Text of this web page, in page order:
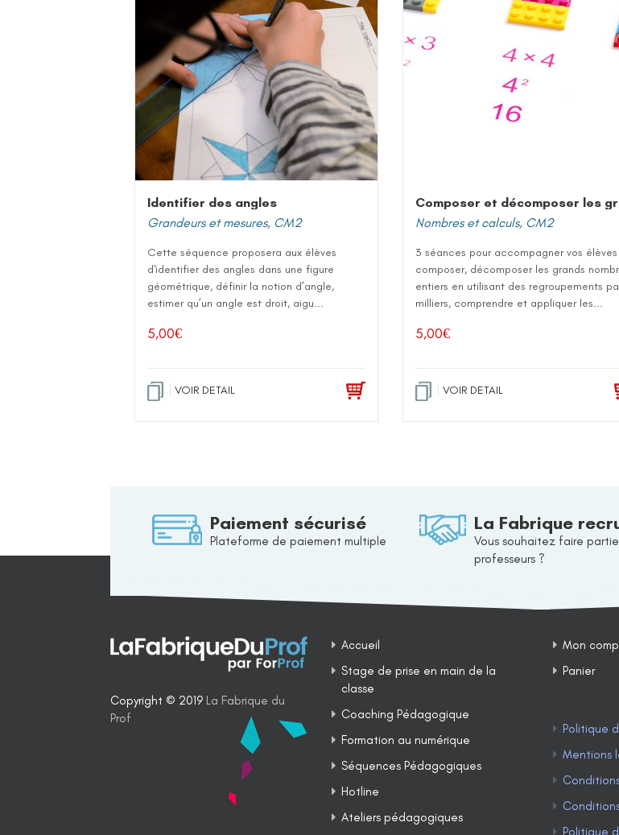
Identifier des angles
Grandeurs et mesures, CM2
Cette séquence proposera aux élèves
d'identifier des angles dans une figure
géométrique, définir la notion d’angle,
estimer qu’un angle est droit, aigu...
5,00€
VOIR DETAIL
Nombres et calculs, CM2
3 séances pour accompagner vos élèves
composer, décomposer les grands
entiers en utilisant des regroupements
milliers, comprendre et appliquer les...
5,00€
VOIR DETAIL
Paiement sécurisé
Plateforme de paiement multiple
La Fabrique
Vous souhaitez faire
professeurs ?
Copyright © 2019 La Fabrique du
Prof
Accueil
Stage de prise en main de la
classe
Coaching Pédagogique
Formation au numérique
Séquences Pédagogiques
Hotline
Ateliers pédagogiques
Mon
Panier
Politique
Mentions
Politique